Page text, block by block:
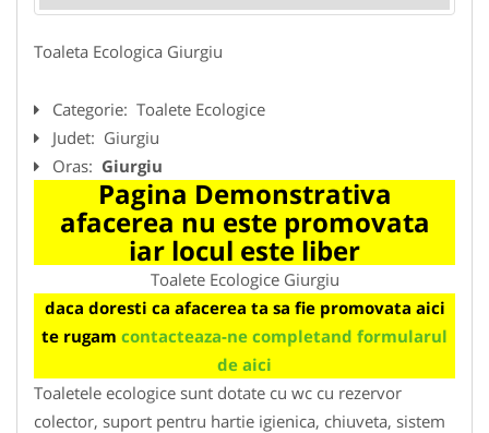
Toaleta Ecologica Giurgiu
Categorie: Toalete Ecologice
Judet: Giurgiu
Oras: Giurgiu
Pagina Demonstrativa
afacerea nu este promovata
iar locul este liber
Toalete Ecologice Giurgiu
daca doresti ca afacerea ta sa fie promovata aici
te rugam contacteaza-ne completand formularul
de aici
Toaletele ecologice sunt dotate cu wc cu rezervor
colector, suport pentru hartie igienica, chiuveta, sistem